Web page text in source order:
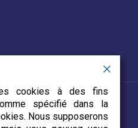
cookies à des fins
spécifié dans la
Nous supposerons